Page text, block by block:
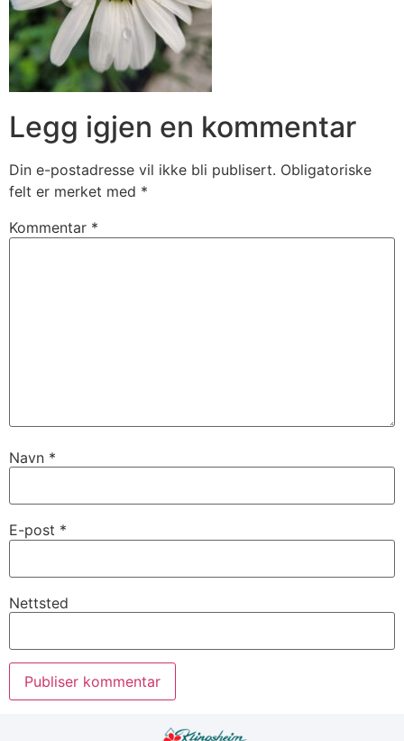
Legg igjen en kommentar
Din e-postadresse vil ikke bli publisert. Obligatoriske
felt er merket med *
Kommentar *
Navn *
E-post *
Nettsted